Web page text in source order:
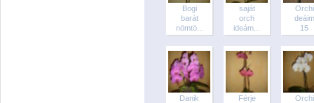
Bogi
barát
nömtö...
saját
orch
ideám...
Orchi
deáim
15
Danik
Férje
Orchi